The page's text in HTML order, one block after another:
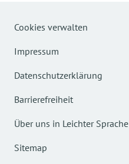
Cookies verwalten
Impressum
Datenschutzerklärung
Barrierefreiheit
Über uns in Leichter Sprache
Sitemap